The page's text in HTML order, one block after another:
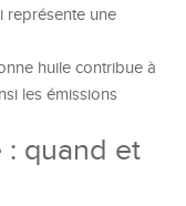
représente une
huile contribue à
les émissions
: quand et